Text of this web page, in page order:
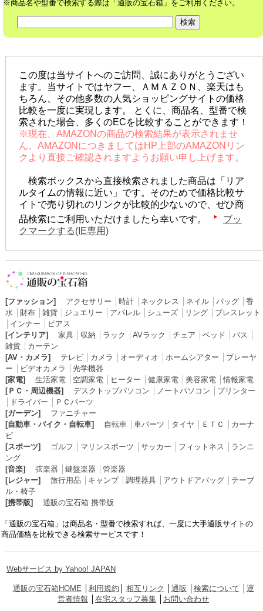
※商品名や型番で検索する際は「通販の宝石箱」をご利用ください。
この度は当サイトへのご訪問、誠にありがとうござい
ます。当サイトではヤフー、ＡＭＡＺＯＮ、楽天はも
ちろん、その他多数の人気ショッピングサイトの価格
比較を一度に実現します。 とくに、商品名、型番で検
索された場合、多くのECを比較することができます！
※現在、AMAZONの商品の検索結果が表示されませ
ん。AMAZONにつきましてはHP上部のAMAZONリン
クより直接ご確認されますようお願い申し上げます。
検索ボックスから直接検索されました商品は「リア
ルタイムの情報に近い」です。そのためで価格比較サ
イトで売り切れのリンクが比較的少ないので、ぜひ商
品検索にご利用いただけましたら幸いです。
ブッ
クマークする(IE専用)
[ファッション] アクセサリー 時計 ネックレス ネイル │バッグ │香
水
財布 │雑貨 ジュエリー アパレル シューズ リング
ブレスレット
インナー
ピアス
[インテリア]
家具 収納 ラック │AVラック │チェア │ベッド │バス
雑貨
カーテン
[AV・カメラ]
テレビ カメラ オーディオ │ホームシアター
プレーヤ
ー
ビデオカメラ │光学機器
[家電]
生活家電 空調家電 ヒーター │健康家電 美容家電 │情報家電
[ＰＣ・周辺機器]
デスクトップパソコン ノートパソコン
プリンター
ドライバー
ＰＣパーツ
[ガーデン]
ファニチャー
[自動車・バイク・自転車]
自転車 │車パーツ タイヤ ＥＴＣ
カーナ
ビ
[スポーツ]
ゴルフ マリンスポーツ │サッカー フィットネス
ランニ
ング
[音楽]
弦楽器 │鍵盤楽器 │管楽器
[レジャー]
旅行用品 キャンプ│調理器具 アウトドアバッグ
テーブ
ル・椅子
[携帯版]
通販の宝石箱 携帯版
「通販の宝石箱」は商品名・型番で検索すれば、一度に大手通販サイトの
商品価格を比較できる検索サービスです！
Webサービス by Yahoo! JAPAN
通販の宝石箱HOME 利用規約 相互リンク 通販 検索について
運
営者情報
在宅スタッフ募集 お問い合わせ